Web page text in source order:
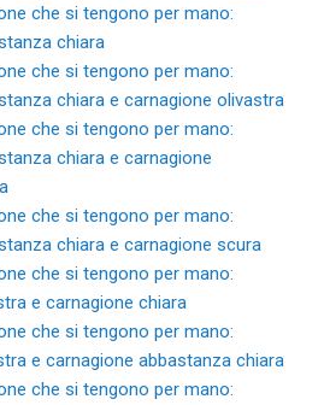
che si tengono per mano:
chiara
che si tengono per mano:
chiara e carnagione olivastra
che si tengono per mano:
chiara e carnagione
che si tengono per mano:
chiara e carnagione scura
che si tengono per mano:
e carnagione chiara
che si tengono per mano:
e carnagione abbastanza chiara
che si tengono per mano: